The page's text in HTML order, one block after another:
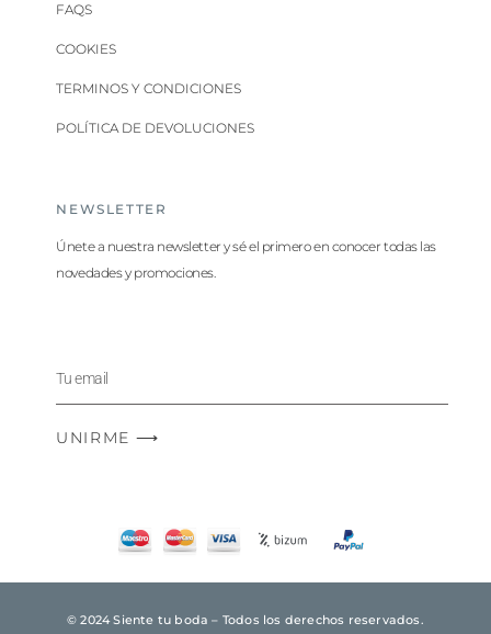
FAQS
COOKIES
TERMINOS Y CONDICIONES
POLÍTICA DE DEVOLUCIONES
NEWSLETTER
Únete a nuestra newsletter y sé el primero en conocer todas las
novedades y promociones.
UNIRME ⟶
© 2024 Siente tu boda – Todos los derechos reservados.